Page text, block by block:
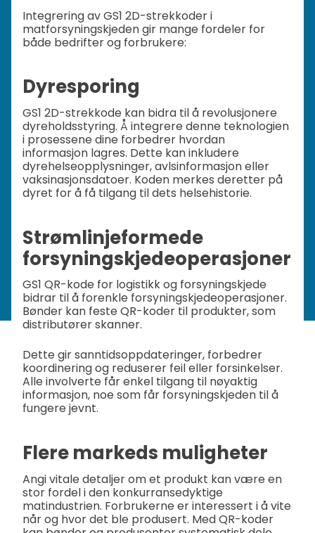
Integrering av GS1 2D-strekkoder i
matforsyningskjeden gir mange fordeler for
både bedrifter og forbrukere:
Dyresporing
GS1 2D-strekkode kan bidra til å revolusjonere
dyreholdsstyring. Å integrere denne teknologien
i prosessene dine forbedrer hvordan
informasjon lagres. Dette kan inkludere
dyrehelseopplysninger, avlsinformasjon eller
vaksinasjonsdatoer. Koden merkes deretter på
dyret for å få tilgang til dets helsehistorie.
Strømlinjeformede
forsyningskjedeoperasjoner
GS1 QR-kode for logistikk og forsyningskjede
bidrar til å forenkle forsyningskjedeoperasjoner.
Bønder kan feste QR-koder til produkter, som
distributører skanner.
Dette gir sanntidsoppdateringer, forbedrer
koordinering og reduserer feil eller forsinkelser.
Alle involverte får enkel tilgang til nøyaktig
informasjon, noe som får forsyningskjeden til å
fungere jevnt.
Flere markeds muligheter
Angi vitale detaljer om et produkt kan være en
stor fordel i den konkurransedyktige
matindustrien. Forbrukerne er interessert i å vite
når og hvor det ble produsert. Med QR-koder